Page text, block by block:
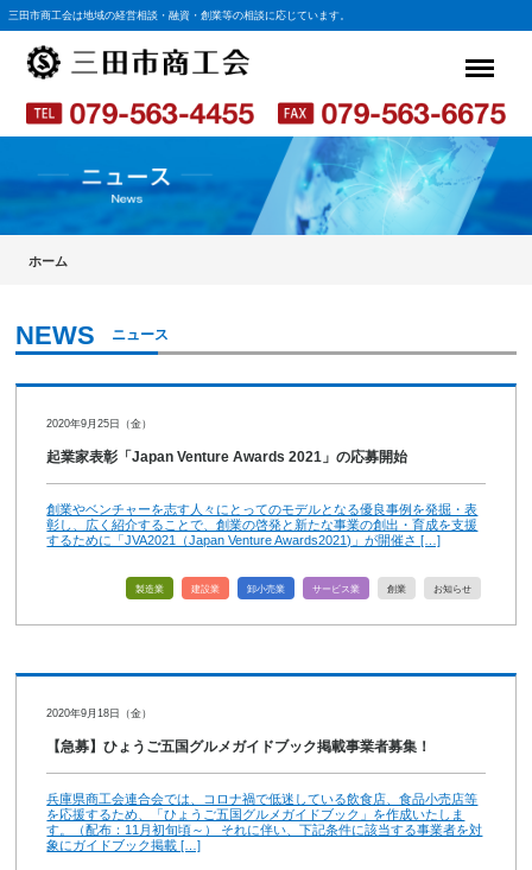
三田市商工会は地域の経営相談・融資・創業等の相談に応じています。
ホーム
ニュース
2020年9月25日（金）
起業家表彰「Japan Venture Awards 2021」の応募開始
創業やベンチャーを志す人々にとってのモデルとなる優良事例を発掘・表
彰し、広く紹介することで、創業の啓発と新たな事業の創出・育成を支援
するために「JVA2021（Japan Venture Awards2021)」が開催さ […]
製造業 建設業 卸小売業 サービス業 創業 お知らせ
2020年9月18日（金）
【急募】ひょうご五国グルメガイドブック掲載事業者募集！
兵庫県商工会連合会では、コロナ禍で低迷している飲食店、食品小売店等
を応援するため、「ひょうご五国グルメガイドブック」を作成いたしま
す。（配布：11月初旬頃～） それに伴い、下記条件に該当する事業者を対
象にガイドブック掲載 […]